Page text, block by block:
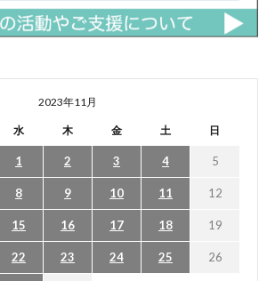
2023年11月
水 木 金 土 日
1 2 3 4 5
8 9 10 11 12
15 16 17 18 19
22 23 24 25 26